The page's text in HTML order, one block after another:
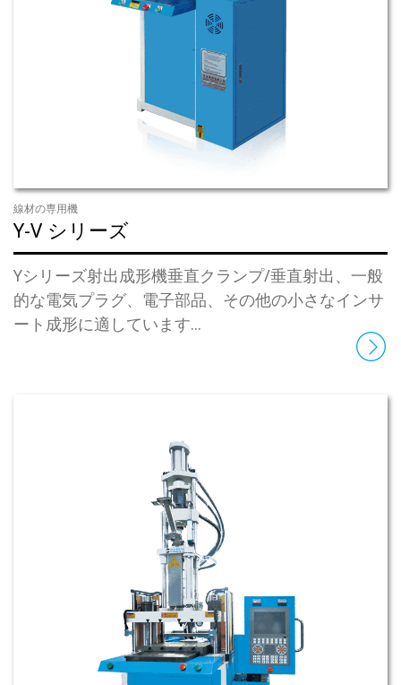
線材の専用機
Y-V シリーズ
Yシリーズ射出成形機垂直クランプ/垂直射出、一般
的な電気プラグ、電子部品、その他の小さなインサ
ート成形に適しています...